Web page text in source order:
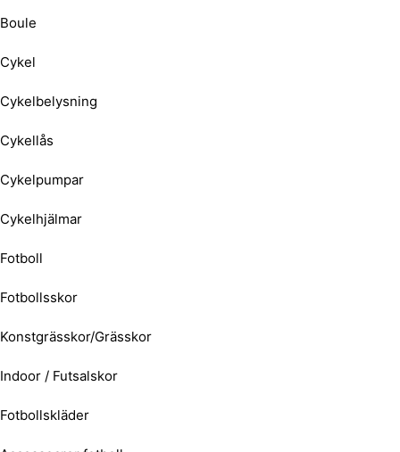
Boule
Cykel
Cykelbelysning
Cykellås
Cykelpumpar
Cykelhjälmar
Fotboll
Fotbollsskor
Konstgrässkor/Grässkor
Indoor / Futsalskor
Fotbollskläder